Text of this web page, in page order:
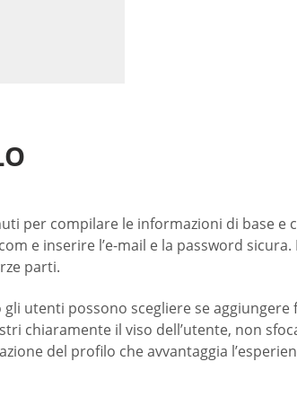
per compilare le informazioni di base e
e inserire l’e-mail e la password
parti.
utenti possono scegliere se
chiaramente il viso dell’utente, non
del profilo che avvantaggia